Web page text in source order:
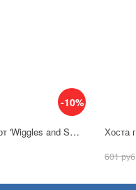
-10%
Хоста гибридная (сорт 'Wiggles and Squiggles')
601 руб